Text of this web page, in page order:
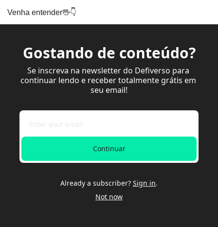
Venha entender🖖👇
Gostando de conteúdo?
Se inscreva na newsletter do Defiverso para
continuar lendo e receber totalmente grátis em
seu email!
Continuar
Already a subscriber? Sign in.
Not now